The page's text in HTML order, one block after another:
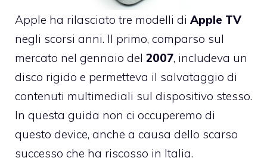
Apple ha rilasciato tre modelli di Apple TV
negli scorsi anni. Il primo, comparso sul
mercato nel gennaio del 2007, includeva un
disco rigido e permetteva il salvataggio di
contenuti multimediali sul dispositivo stesso.
In questa guida non ci occuperemo di
questo device, anche a causa dello scarso
successo che ha riscosso in Italia.